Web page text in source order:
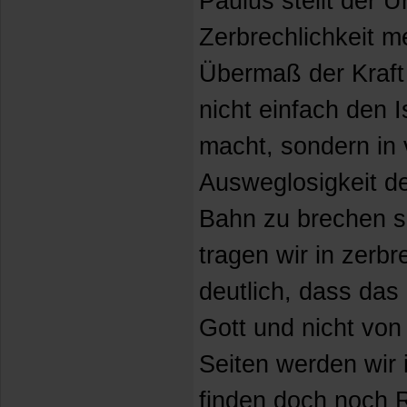
Zerbrechlichkeit
Übermaß der
nicht einfach den
macht, sondern in
Ausweglosigkeit
Bahn zu brechen
tragen wir in
deutlich, dass
Gott und nicht
Seiten werden wir
finden doch noch